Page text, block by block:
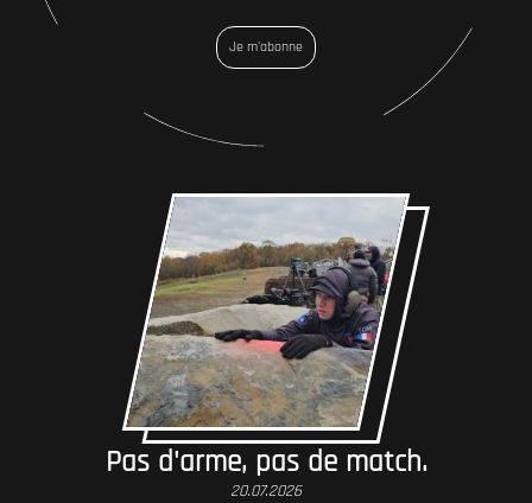
Pas d'arme, pas de match.
20.07.2026
Je m'abonne